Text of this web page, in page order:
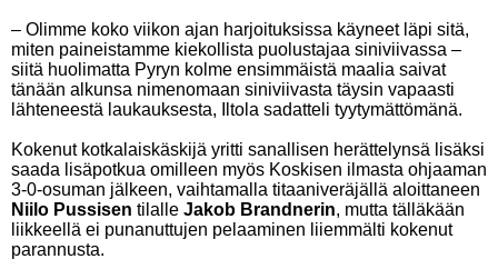
– Olimme koko viikon ajan harjoituksissa käyneet läpi sitä,
miten paineistamme kiekollista puolustajaa siniviivassa –
siitä huolimatta Pyryn kolme ensimmäistä maalia saivat
tänään alkunsa nimenomaan siniviivasta täysin vapaasti
lähteneestä laukauksesta, Iltola sadatteli tyytymättömänä.
Kokenut kotkalaiskäskijä yritti sanallisen herättelynsä lisäksi
saada lisäpotkua omilleen myös Koskisen ilmasta ohjaaman
3-0-osuman jälkeen, vaihtamalla titaaniveräjällä aloittaneen
Niilo Pussisen tilalle Jakob Brandnerin, mutta tälläkään
liikkeellä ei punanuttujen pelaaminen liiemmälti kokenut
parannusta.